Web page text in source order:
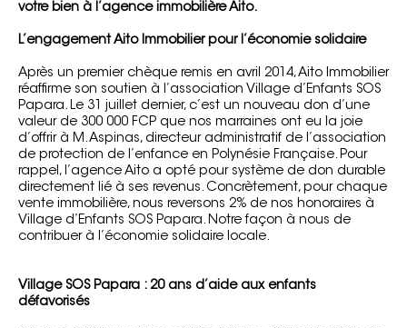
votre bien à l’agence immobilière Aito.
L’engagement Aito Immobilier pour l’économie solidaire
Après un premier chèque remis en avril 2014, Aito Immobilier
réaffirme son soutien à l’association Village d’Enfants SOS
Papara. Le 31 juillet dernier, c’est un nouveau don d’une
valeur de 300 000 FCP que nos marraines ont eu la joie
d’offrir à M. Aspinas, directeur administratif de l’association
de protection de l’enfance en Polynésie Française. Pour
rappel, l’agence Aito a opté pour système de don durable
directement lié à ses revenus. Concrètement, pour chaque
vente immobilière, nous reversons 2% de nos honoraires à
Village d’Enfants SOS Papara. Notre façon à nous de
contribuer à l’économie solidaire locale.
Village SOS Papara : 20 ans d’aide aux enfants
défavorisés